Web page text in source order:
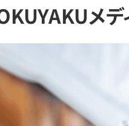
メデ